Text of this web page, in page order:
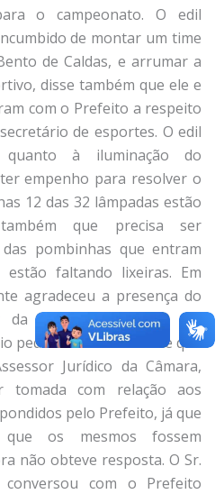
o campeonato. O edil
de montar um time
de Caldas, e arrumar a
disse também que ele e
com o Prefeito a respeito
de esportes. O edil
à iluminação do
empenho para resolver o
12 das 32 lâmpadas estão
que precisa ser
pombinhas que entram
faltando lixeiras. Em
agradeceu a presença do
da cidade de Caldas. Na
pediu ao Sr. Presidente que
Jurídico da Câmara,
com relação aos
pelo Prefeito, já que
os mesmos fossem
não obteve resposta. O Sr.
conversou com o Prefeito